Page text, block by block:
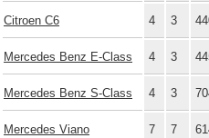
Citroen C6 4 3
Mercedes Benz E-Class 4 3
Mercedes Benz S-Class 4 3
Mercedes Viano 7 7